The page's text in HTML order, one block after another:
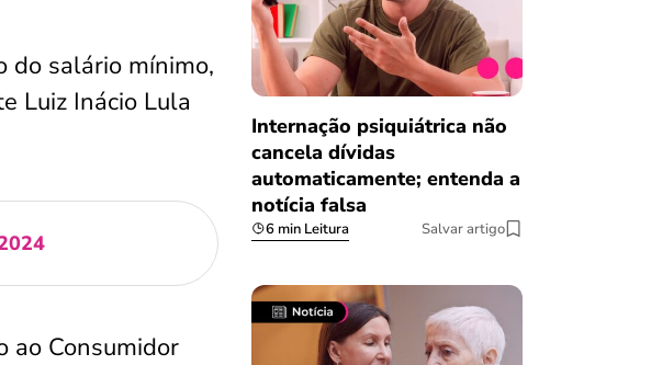
do salário mínimo,
Luiz Inácio Lula
ao Consumidor
Internação psiquiátrica não
cancela dívidas
automaticamente; entenda a
notícia falsa
6 min Leitura Salvar artigo